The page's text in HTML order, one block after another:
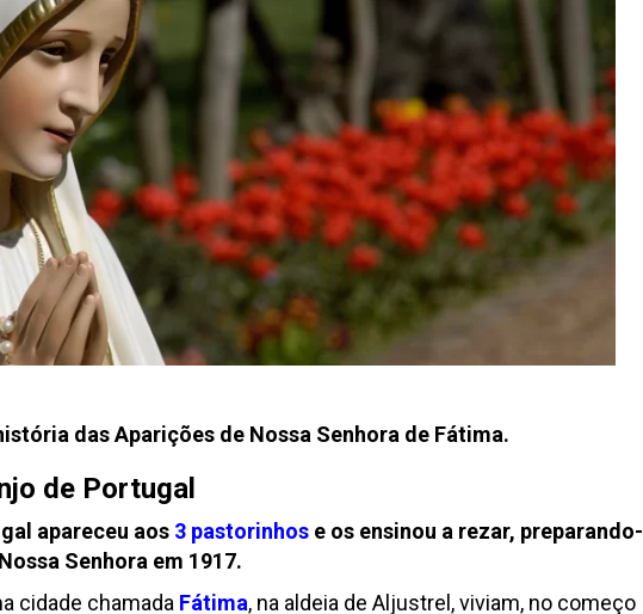
das Aparições de Nossa Senhora de Fátima.
de Portugal
apareceu aos 3 pastorinhos e os ensinou a rezar, preparando-
Senhora em 1917.
cidade chamada Fátima, na aldeia de Aljustrel, viviam, no começo